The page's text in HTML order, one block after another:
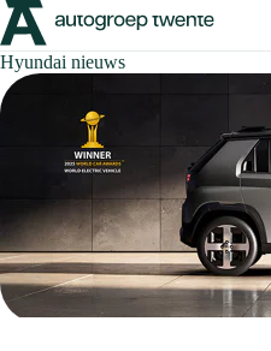
Hyundai nieuws